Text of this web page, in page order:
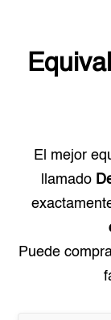
El mejor
llamado
Puede